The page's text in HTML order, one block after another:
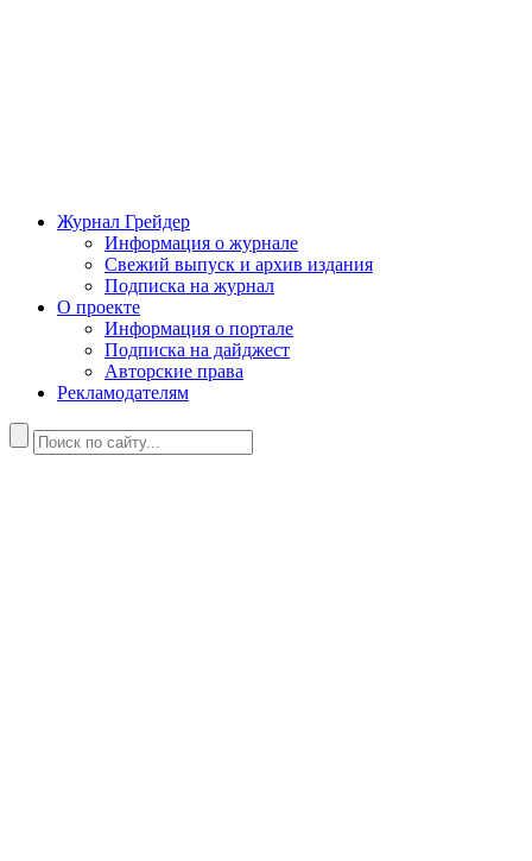
Журнал Грейдер
Информация о журнале
Свежий выпуск и архив издания
Подписка на журнал
О проекте
Информация о портале
Подписка на дайджест
Авторские права
Рекламодателям